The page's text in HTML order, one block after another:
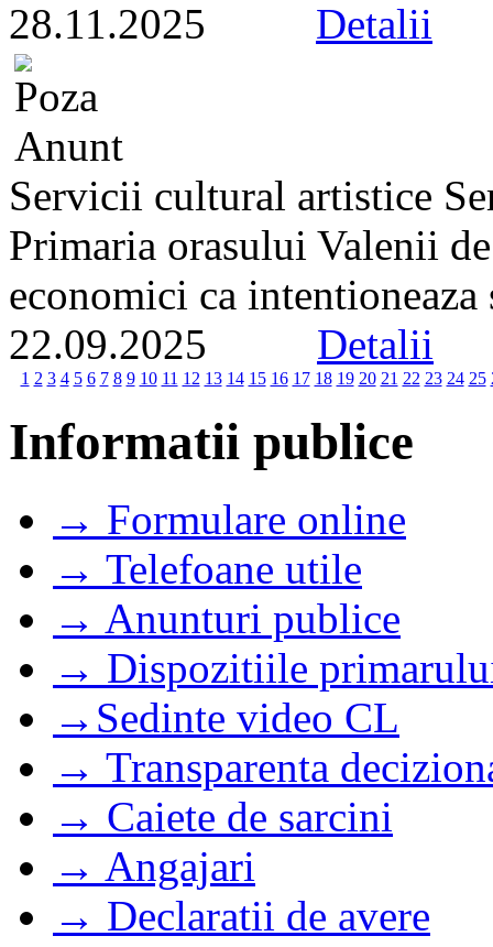
28.11.2025 Detalii
Servicii cultural artistice
Primaria orasului Valenii
economici ca
22.09.2025 Detalii
1 2 3 4 5 6 7 8 9 10 11 12 13 14 15 16 17 18 19 20 21 22 23 24 25
Informatii publice
→ Formulare online
→ Telefoane utile
→ Anunturi publice
→ Dispozitiile
→Sedinte video CL
→ Transparenta
→ Caiete de sarcini
→ Angajari
→ Declaratii de avere